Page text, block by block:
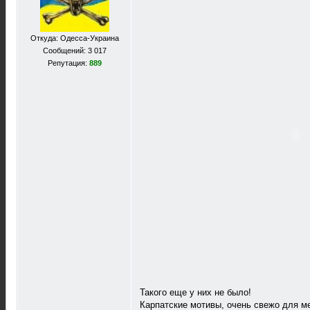
Откуда: Одесса-Украина
Сообщений: 3 017
Репутация: 889
Такого еще у них не было!
Карпатские мотивы, очень свежо для